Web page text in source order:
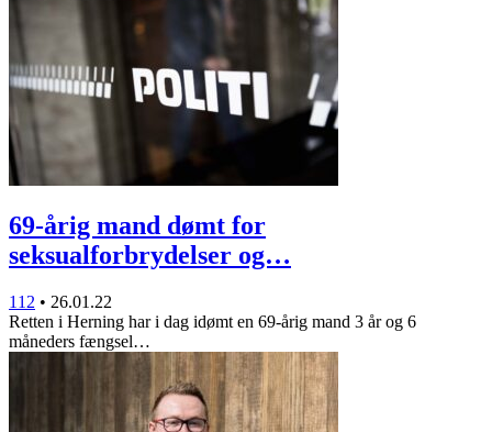
69-årig mand dømt for
seksualforbrydelser og…
112 • 26.01.22
Retten i Herning har i dag idømt en 69-årig mand 3 år og 6
måneders fængsel…